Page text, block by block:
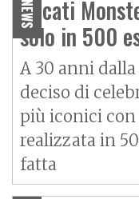
NEWS
Ducati
solo in 500
A 30 anni
deciso di
più iconici con
realizzata in
fatta